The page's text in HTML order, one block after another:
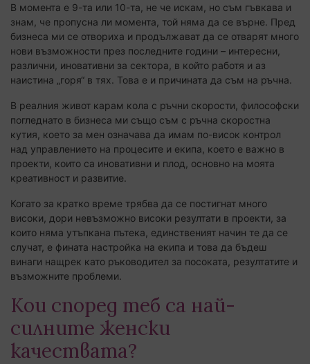
В момента е 9-та или 10-та, не че искам, но съм гъвкава и
знам, че пропусна ли момента, той няма да се върне. Пред
бизнеса ми се отвориха и продължават да се отварят много
нови възможности през последните години – интересни,
различни, иновативни за сектора, в който работя и аз
наистина „горя“ в тях. Това е и причината да съм на ръчна.
В реалния живот карам кола с ръчни скорости, философски
погледнато в бизнеса ми също съм с ръчна скоростна
кутия, което за мен означава да имам по-висок контрол
над управлението на процесите и екипа, което е важно в
проекти, които са иновативни и плод, основно на моята
креативност и развитие.
Когато за кратко време трябва да се постигнат много
високи, дори невъзможно високи резултати в проекти, за
които няма утъпкана пътека, единственият начин те да се
случат, е фината настройка на екипа и това да бъдеш
винаги нащрек като ръководител за посоката, резултатите и
възможните проблеми.
Кои според теб са най-
силните женски
качествата?